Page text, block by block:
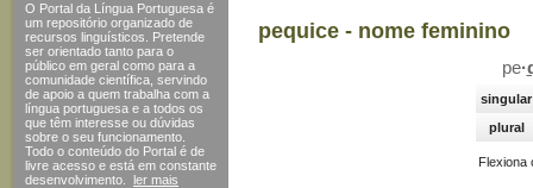
O Portal da Língua Portuguesa é
um repositório organizado de
recursos linguísticos. Pretende
ser orientado tanto para o
público em geral como para a
comunidade científica, servindo
de apoio a quem trabalha com a
língua portuguesa e a todos os
que têm interesse ou dúvidas
sobre o seu funcionamento.
Todo o conteúdo do Portal é de
livre acesso e está em constante
desenvolvimento.
ler mais
pequice - nome feminino
pe·
singular
plural
Flexiona